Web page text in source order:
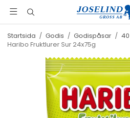
Startsida / Godis / Godispåsar /
Haribo Fruktlurer Sur 24x75g